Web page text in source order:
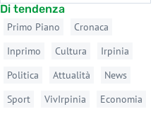
Di tendenza
Primo Piano
Cronaca
Inprimo
Cultura
Irpinia
Politica
Attualità
News
Sport
VivIrpinia
Economia